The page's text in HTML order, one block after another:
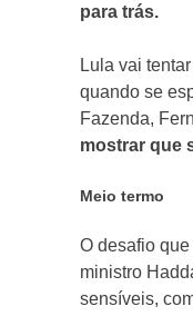
para trás.
Lula vai
quando se
Fazenda,
mostrar que
Meio termo
O desafio
ministro
sensíveis,